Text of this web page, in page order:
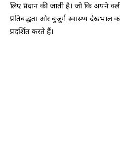
लिए प्रदान की जाती है। जो कि अपने
प्रतिबद्धता और बुजुर्ग स्वास्थ्य
प्रदर्शित करते हैं।